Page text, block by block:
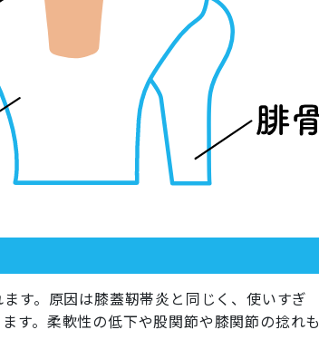
す。原因は膝蓋靭帯炎と同じく、使いすぎ
す。柔軟性の低下や股関節や膝関節の捻れも